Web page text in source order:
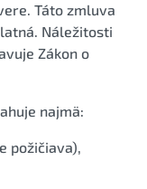
Táto zmluva
Náležitosti
Zákon o
najmä:
požičiava),